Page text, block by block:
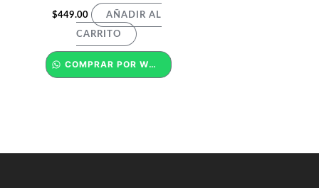
$449.00 AÑADIR AL
CARRITO
COMPRAR POR WHATSAPP